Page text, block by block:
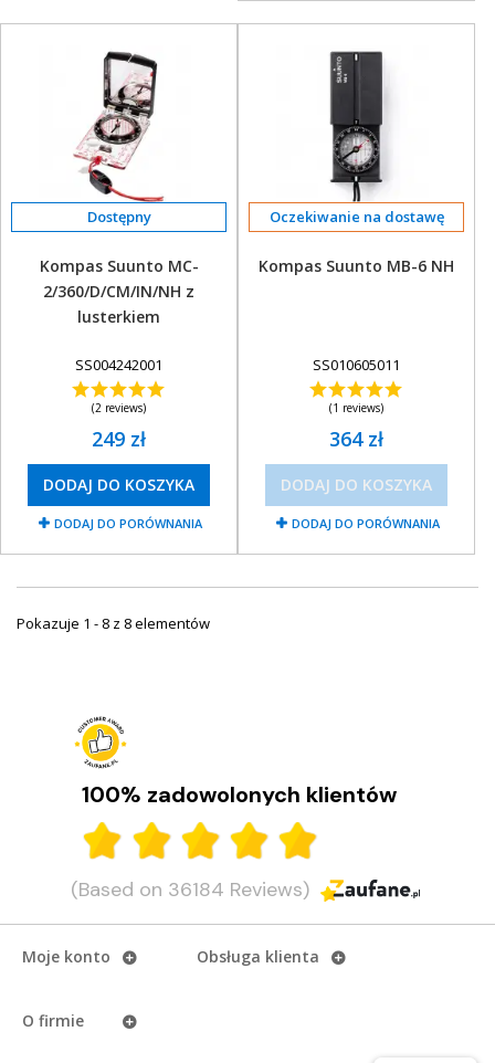
Kompas Suunto MC-
2/360/D/CM/IN/NH z
lusterkiem
SS004242001
(2 reviews)
249 zł
DODAJ DO KOSZYKA
DODAJ DO PORÓWNANIA
Oczekiwanie na dostawę
Kompas Suunto MB-6 NH
SS010605011
(1 reviews)
364 zł
DODAJ DO KOSZYKA
DODAJ DO PORÓWNANIA
Pokazuje 1 - 8 z 8 elementów
100% zadowolonych klientów
(Based on 36184 Reviews)
Moje konto
O firmie
Obsługa klienta